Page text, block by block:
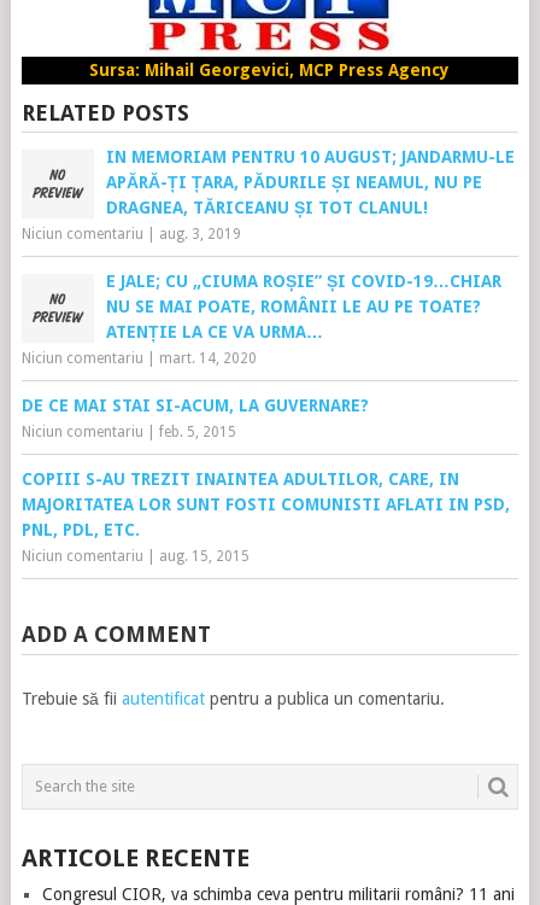
Sursa: Mihail Georgevici, MCP Press Agency
RELATED POSTS
IN MEMORIAM PENTRU 10 AUGUST; JANDARMU-LE
APĂRĂ-ȚI ȚARA, PĂDURILE ȘI NEAMUL, NU PE
DRAGNEA, TĂRICEANU ȘI TOT CLANUL!
Niciun comentariu aug. 3, 2019
E JALE; CU „CIUMA ROȘIE” ȘI COVID-19…CHIAR
NU SE MAI POATE, ROMÂNII LE AU PE TOATE?
ATENȚIE LA CE VA URMA…
Niciun comentariu mart. 14, 2020
DE CE MAI STAI SI-ACUM, LA GUVERNARE?
Niciun comentariu feb. 5, 2015
COPIII S-AU TREZIT INAINTEA ADULTILOR, CARE, IN
MAJORITATEA LOR SUNT FOSTI COMUNISTI AFLATI IN PSD,
PNL, PDL, ETC.
Niciun comentariu aug. 15, 2015
ADD A COMMENT
Trebuie să fii autentificatpentru a publica un comentariu.
ARTICOLE RECENTE
Congresul CIOR, va schimba ceva pentru militarii români? 11 ani